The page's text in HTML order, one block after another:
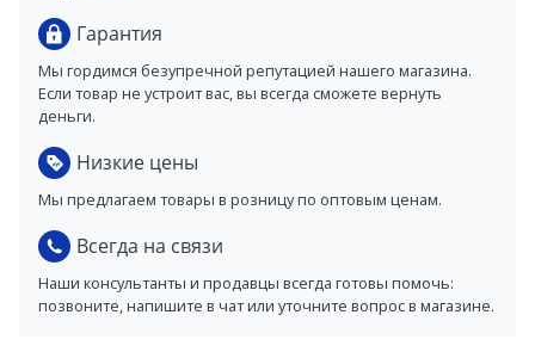
Гарантия
Мы гордимся безупречной репутацией нашего магазина.
Если товар не устроит вас, вы всегда сможете вернуть
деньги.
Низкие цены
Мы предлагаем товары в розницу по оптовым ценам.
Всегда на связи
Наши консультанты и продавцы всегда готовы помочь:
позвоните, напишите в чат или уточните вопрос в магазине.